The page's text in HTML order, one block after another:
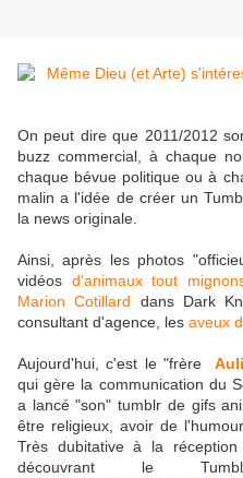
On peut dire que 2011/2012
buzz commercial, à chaque
chaque bévue politique ou à
malin a l'idée de créer un
la news originale.
Ainsi, après les photos
vidéos d'animaux tout
Marion Cotillard dans Dark
consultant d'agence, les aveux
Aujourd'hui, c'est le "frère
qui gère la communication du
a lancé "son" tumblr de gifs
être religieux, avoir de
Très dubitative à la
découvrant le